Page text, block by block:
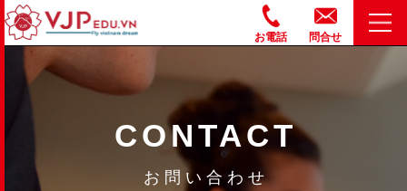
お電話 問合せ
CONTACT
お問い合わせ